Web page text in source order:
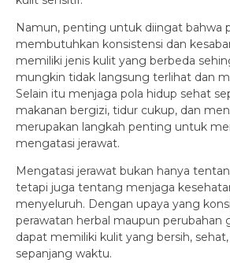
Namun, penting untuk diingat bahwa
membutuhkan konsistensi dan
memiliki jenis kulit yang berbeda
mungkin tidak langsung terlihat dan
Selain itu menjaga pola hidup sehat
makanan bergizi, tidur cukup, dan
merupakan langkah penting untuk
mengatasi jerawat.
Mengatasi jerawat bukan hanya
tetapi juga tentang menjaga
menyeluruh. Dengan upaya yang
perawatan herbal maupun perubahan
dapat memiliki kulit yang bersih,
sepanjang waktu.